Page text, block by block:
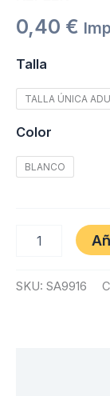
0,40 €
Talla
TALLA ÚNICA
Color
BLANCO
SKU: SA9916